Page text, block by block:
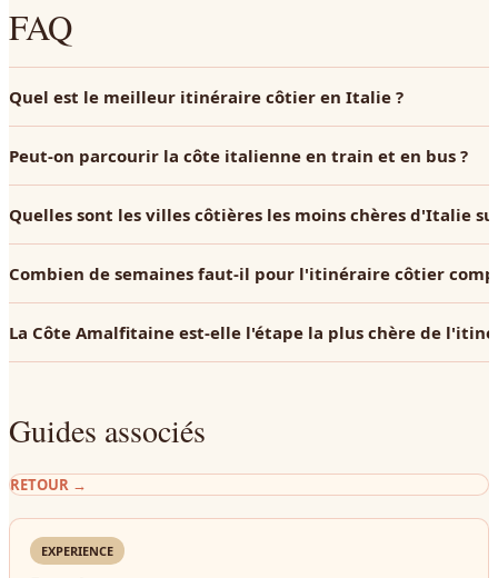
FAQ
Quel est le meilleur itinéraire côtier en Italie ?
Peut-on parcourir la côte italienne en train et en bus ?
Quelles sont les villes côtières les moins chères d'Italie
Combien de semaines faut-il pour l'itinéraire côtier
La Côte Amalfitaine est-elle l'étape la plus chère de
Guides associés
RETOUR →
EXPERIENCE